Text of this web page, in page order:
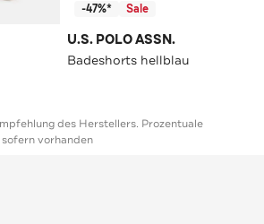
-47%* Sale
U.S. POLO ASSN.
Badeshorts hellblau
des Herstellers. Prozentuale
sofern vorhanden